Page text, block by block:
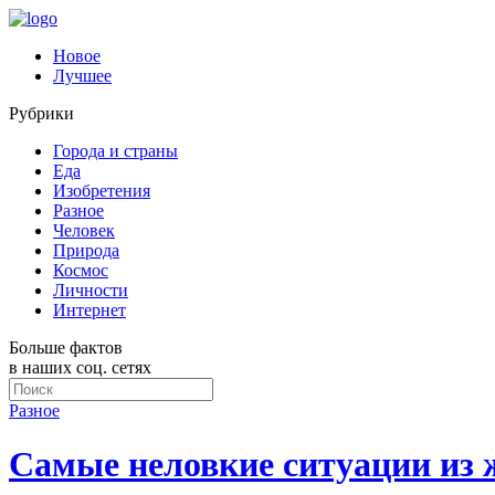
Новое
Лучшее
Рубрики
Города и страны
Еда
Изобретения
Разное
Человек
Природа
Космос
Личности
Интернет
Больше фактов
в наших соц. сетях
Разное
Самые неловкие ситуации из